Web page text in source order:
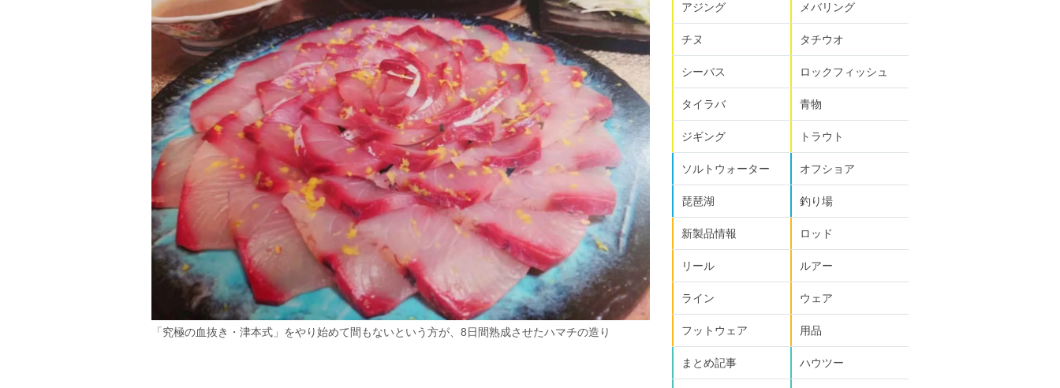
「究極の血抜き・津本式」をやり始めて間もないという方が、8日間熟成させたハマチの造り
アジング メバリング
チヌ タチウオ
シーバス ロックフィッシュ
タイラバ 青物
ジギング トラウト
ソルトウォーター オフショア
琵琶湖 釣り場
新製品情報 ロッド
リール ルアー
ライン ウェア
フットウェア 用品
まとめ記事 ハウツー